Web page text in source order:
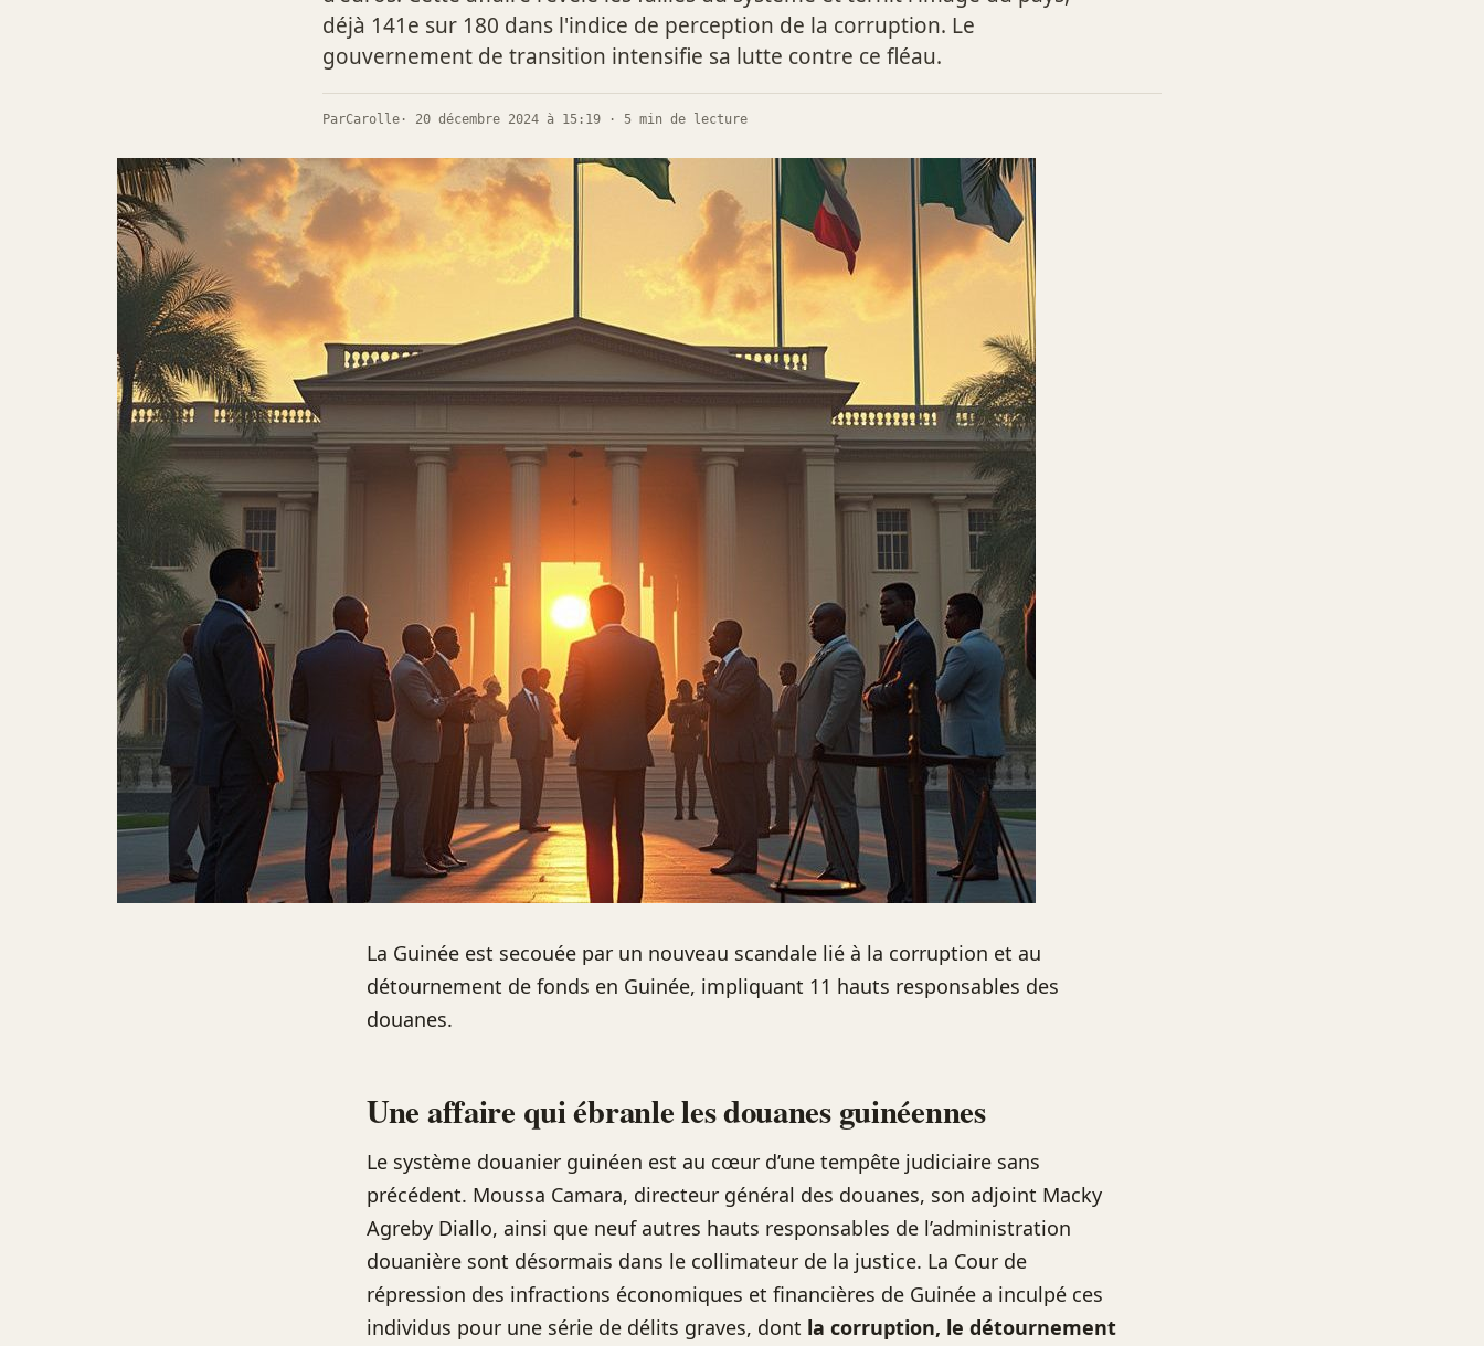
déjà 141e sur 180 dans l'indice de perception de la corruption. Le
gouvernement de transition intensifie sa lutte contre ce fléau.
ParCarolle · 20 décembre 2024 à 15:19 · 5 min de lecture
La Guinée est secouée par un nouveau scandale lié à la corruption et au
détournement de fonds en Guinée, impliquant 11 hauts responsables des
douanes.
Une affaire qui ébranle les douanes guinéennes
Le système douanier guinéen est au cœur d’une tempête judiciaire sans
précédent. Moussa Camara, directeur général des douanes, son adjoint Macky
Agreby Diallo, ainsi que neuf autres hauts responsables de l’administration
douanière sont désormais dans le collimateur de la justice. La Cour de
répression des infractions économiques et financières de Guinée a inculpé ces
individus pour une série de délits graves, dont la corruption, le détournement